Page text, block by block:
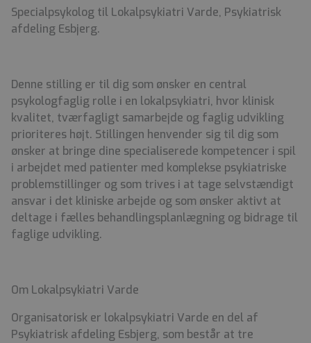
Specialpsykolog til Lokalpsykiatri Varde, Psykiatrisk
afdeling Esbjerg.
Denne stilling er til dig som ønsker en central
psykologfaglig rolle i en lokalpsykiatri, hvor klinisk
kvalitet, tværfagligt samarbejde og faglig udvikling
prioriteres højt. Stillingen henvender sig til dig som
ønsker at bringe dine specialiserede kompetencer i spil
i arbejdet med patienter med komplekse psykiatriske
problemstillinger og som trives i at tage selvstændigt
ansvar i det kliniske arbejde og som ønsker aktivt at
deltage i fælles behandlingsplanlægning og bidrage til
faglige udvikling.
Om Lokalpsykiatri Varde
Organisatorisk er lokalpsykiatri Varde en del af
Psykiatrisk afdeling Esbjerg, som består at tre